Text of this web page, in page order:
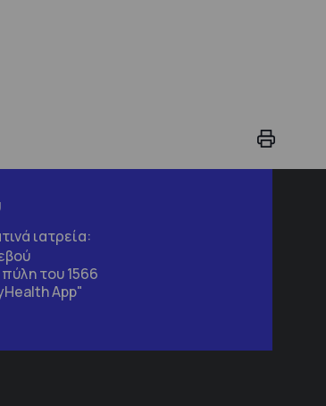
ιατρεία:
του 1566
App"